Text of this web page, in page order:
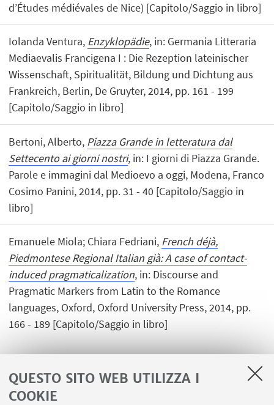
QUESTO SITO WEB UTILIZZA I
COOKIE
d’Études médiévales de Nice) [Capitolo/Saggio in libro]
Iolanda Ventura, Enzyklopädie, in: Germania Litteraria
Mediaevalis Francigena I : Die Rezeption lateinischer
Wissenschaft, Spiritualität, Bildung und Dichtung aus
Frankreich, Berlin, De Gruyter, 2014, pp. 161 - 199
[Capitolo/Saggio in libro]
Bertoni, Alberto, Piazza Grande in letteratura dal
Settecento ai giorni nostri, in: I giorni di Piazza Grande.
Parole e immagini dal Medioevo a oggi, Modena, Franco
Cosimo Panini, 2014, pp. 31 - 40 [Capitolo/Saggio in
libro]
Emanuele Miola; Chiara Fedriani, French déjà,
Piedmontese Regional Italian già: A case of contact-
induced pragmaticalization, in: Discourse and
Pragmatic Markers from Latin to the Romance
languages, Oxford, Oxford University Press, 2014, pp.
166 - 189 [Capitolo/Saggio in libro]
1 2 3 4 5